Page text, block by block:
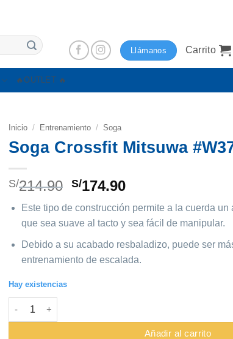
Llámanos Carrito
🔥OUTLET 🔥
Inicio / Entrenamiento / Soga
Soga Crossfit Mitsuwa
S/214.90 El
original
era:
S/214.90.
S/174.90El
actual
es:
S/174.90.
Este tipo de construcción permite a la cuerda un
que sea suave al tacto y sea fácil de manipular.
Debido a su acabado resbaladizo, puede ser
entrenamiento de escalada.
Hay existencias
Soga Crossfit Mitsuwa #W3727Ft cantidad
Añadir al carrito